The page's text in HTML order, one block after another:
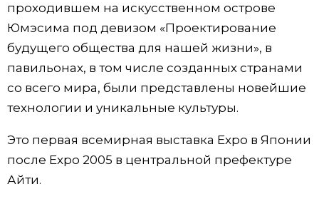
Блог
Политика
Экономика
Общество
Культура
Японский язык
Японский калейдоскоп
Семья
Еда и напитки
official SNS
проходившем на искусственном острове
Юмэсима под девизом «Проектирование
будущего общества для нашей жизни», в
павильонах, в том числе созданных странами
со всего мира, были представлены новейшие
технологии и уникальные культуры.
Это первая всемирная выставка Expo в Японии
после Expo 2005 в центральной префектуре
Айти.